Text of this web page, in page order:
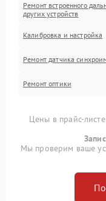
Ремонт встроенного
других устройств
Калибровка и настройка
Ремонт датчика
Ремонт оптики
Цены в прайс-
Мы проверим ваше